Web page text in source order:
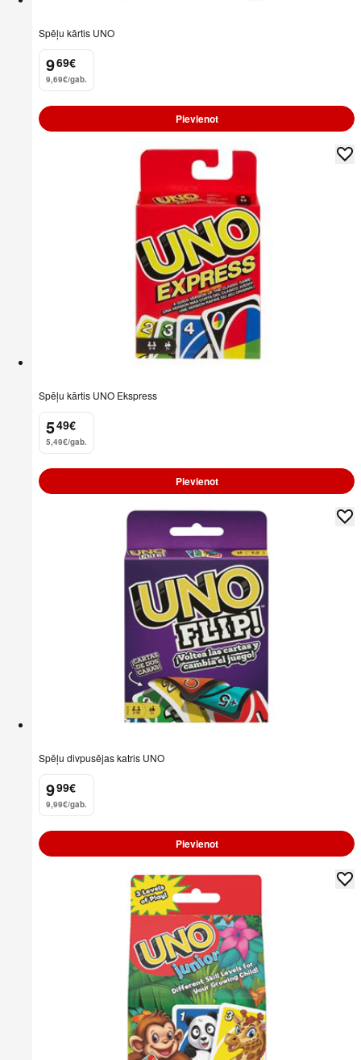
Spēļu kārtis UNO
9
. 69€
9,69€/gab.
Pievienot
Spēļu kārtis UNO Ekspress
5
. 49€
5,49€/gab.
Pievienot
Spēļu divpusējas katris UNO
9
. 99€
9,99€/gab.
Pievienot